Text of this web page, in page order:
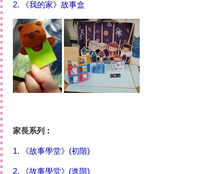
2. 《我的家》 故事盒
家長系列︰
1. 《故事學堂》(初階)
2. 《故事學堂》(進階)